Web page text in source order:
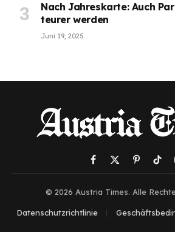
Nach Jahreskarte: Auch
teurer werden
Juni 19, 2025
Facebook
X
Pinterest
© 2026 Austria Times. Alle
Datenschutzrichtlinie